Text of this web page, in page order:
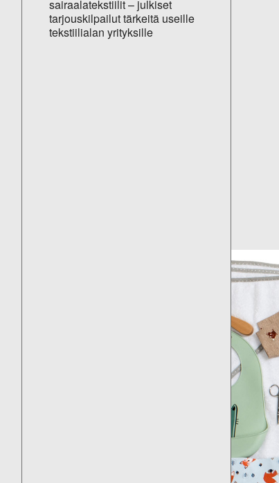
sairaalatekstiilit – julkiset
tarjouskilpailut tärkeitä useille
tekstiilialan yrityksille